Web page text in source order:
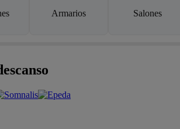
Armarios Salones